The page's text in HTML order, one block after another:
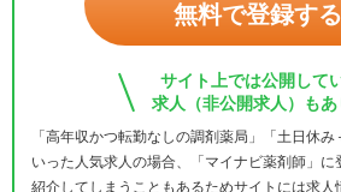
無料で登録する
サイト上では公開して
求人（非公開求人）も
「高年収かつ転勤なしの調剤薬局」「土日休
いった人気求人の場合、「マイナビ薬剤師」
紹介してしまうこともあるためサイトには求人